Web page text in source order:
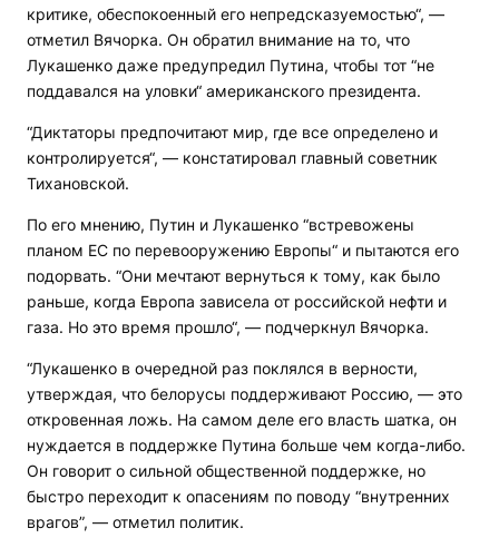
критике, обеспокоенный его непредсказуемостью“, —
отметил Вячорка. Он обратил внимание на то, что
Лукашенко даже предупредил Путина, чтобы тот “не
поддавался на уловки“ американского президента.
“Диктаторы предпочитают мир, где все определено и
контролируется“, — констатировал главный советник
Тихановской.
По его мнению, Путин и Лукашенко “встревожены
планом ЕС по перевооружению Европы“ и пытаются его
подорвать. “Они мечтают вернуться к тому, как было
раньше, когда Европа зависела от российской нефти и
газа. Но это время прошло“, — подчеркнул Вячорка.
“Лукашенко в очередной раз поклялся в верности,
утверждая, что белорусы поддерживают Россию, — это
откровенная ложь. На самом деле его власть шатка, он
нуждается в поддержке Путина больше чем когда-либо.
Он говорит о сильной общественной поддержке, но
быстро переходит к опасениям по поводу “внутренних
врагов”, — отметил политик.